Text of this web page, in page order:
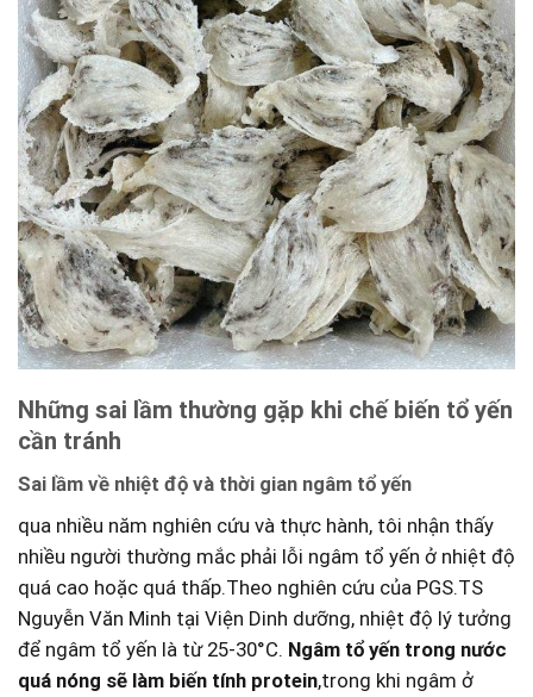
Những sai lầm thường ⁢gặp khi chế biến tổ yến
cần tránh
Sai lầm về nhiệt độ và thời gian ngâm tổ yến
qua⁣ nhiều năm nghiên cứu và thực hành, tôi nhận thấy
nhiều người⁢ thường mắc ⁤phải lỗi ngâm tổ ​yến​ ở nhiệt độ
⁤quá cao hoặc quá thấp.Theo nghiên cứu của PGS.TS
Nguyễn‌ Văn Minh tại Viện Dinh dưỡng, ⁢nhiệt độ lý tưởng
để ngâm tổ yến là‌ từ 25-30°C. Ngâm tổ yến trong nước
quá nóng sẽ làm biến tính protein,trong khi ngâm ở